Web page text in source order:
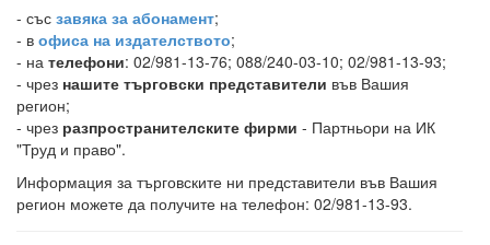
- със завяка за абонамент;
- в офиса на издателството;
- на телефони: 02/981-13-76; 088/240-03-10; 02/981-13-93;
- чрез нашите търговски представители във Вашия
регион;
- чрез разпространителските фирми - Партньори на ИК
"Труд и право".
Информация за търговските ни представители във Вашия
регион можете да получите на телефон: 02/981-13-93.